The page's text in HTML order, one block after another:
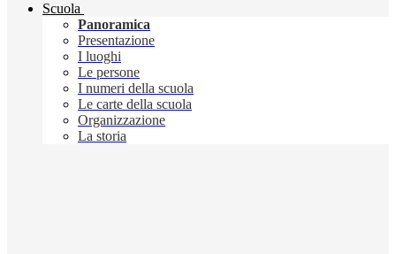
Scuola
Panoramica
Presentazione
I luoghi
Le persone
I numeri della scuola
Le carte della scuola
Organizzazione
La storia